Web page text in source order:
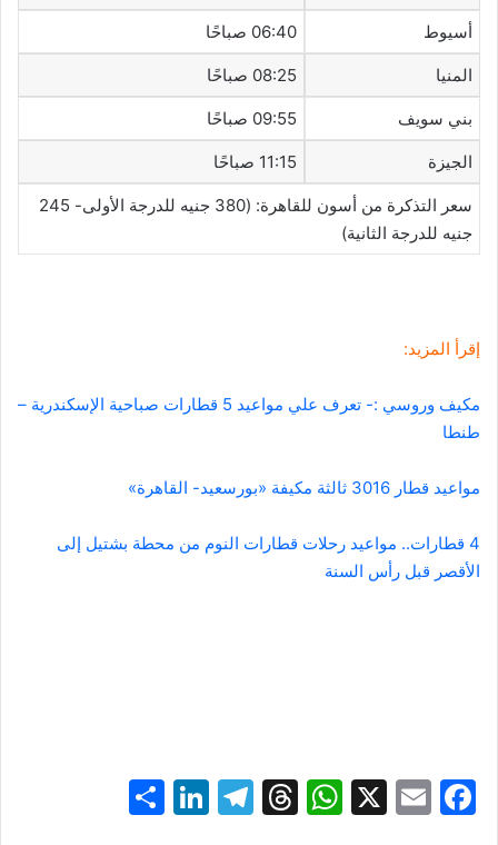
أسيوط 06:40 صباحًا
المنيا 08:25 صباحًا
بني سويف 09:55 صباحًا
الجيزة 11:15 صباحًا
سعر التذكرة من أسون للقاهرة: (380 جنيه للدرجة الأولى- 245
جنيه للدرجة الثانية)
إقرأ المزيد:
مكيف وروسي :- تعرف علي مواعيد 5 قطارات صباحية الإسكندرية –
طنطا
مواعيد قطار 3016 ثالثة مكيفة «بورسعيد- القاهرة»
4 قطارات.. مواعيد رحلات قطارات النوم من محطة بشتيل إلى
الأقصر قبل رأس السنة
F
E
X
W
T
T
Li